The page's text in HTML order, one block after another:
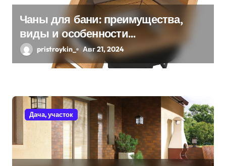
п
и
я
м
Чаны для бани: преимущества,
виды и особенности
использования
pristroykin_ Авг 21, 2024
Дача, участок